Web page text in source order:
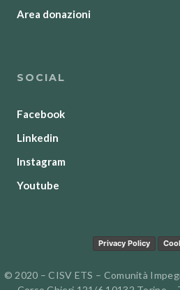
Area donazioni
SOCIAL
Facebook
Linkedin
Instagram
Youtube
Privacy Policy
© 2020 – CISV ETS – Comunità